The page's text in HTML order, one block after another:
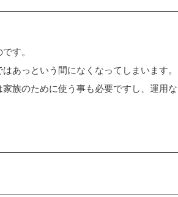
す。
あっという間になくなってしまいます。
族のために使う事も必要ですし、運用な